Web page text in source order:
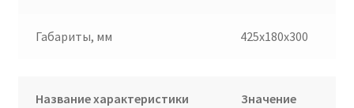
Габариты, мм 425x180x300
Название характеристики Значение